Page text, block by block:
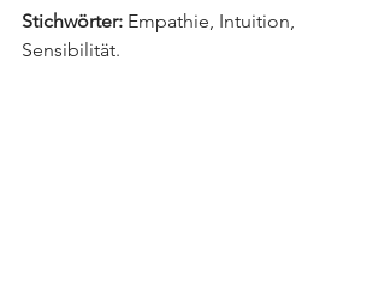
Stichwörter: Empathie, Intuition,
Sensibilität.